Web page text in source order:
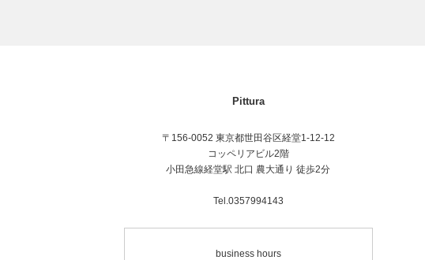
Pittura
〒156-0052 東京都世田谷区経堂1-12-12
コッペリアビル2階
小田急線経堂駅 北口 農大通り 徒歩2分
Tel.0357994143
business hours